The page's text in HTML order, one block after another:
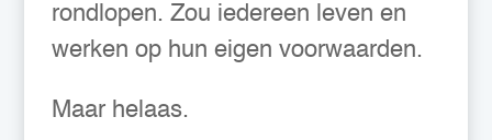
rondlopen. Zou iedereen leven en
werken op hun eigen voorwaarden.
Maar helaas.